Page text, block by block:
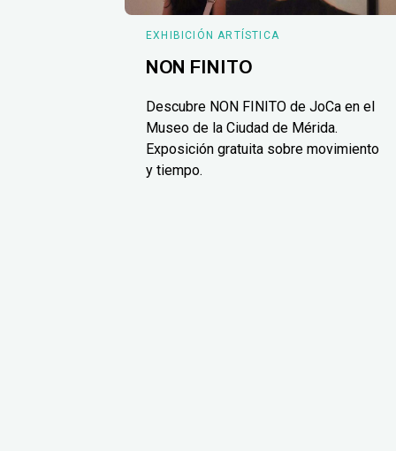
EXHIBICIÓN ARTÍSTICA
NON FINITO
Descubre NON FINITO de JoCa en el
Museo de la Ciudad de Mérida.
Exposición gratuita sobre movimiento
y tiempo.